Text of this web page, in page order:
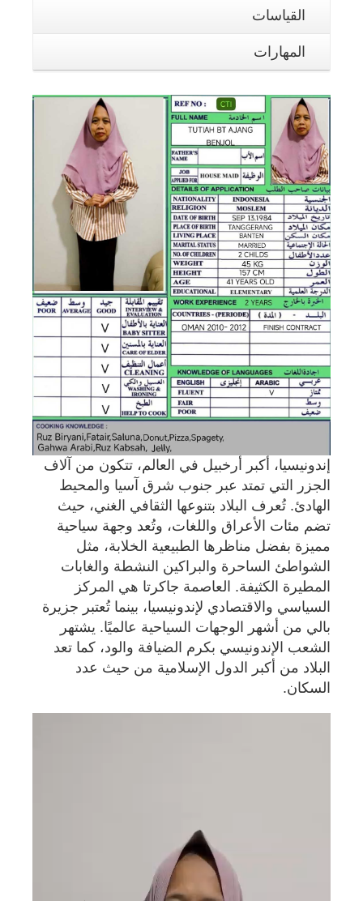
القياسات
المهارات
إندونيسيا، أكبر أرخبيل في العالم، تتكون من آلاف
الجزر التي تمتد عبر جنوب شرق آسيا والمحيط
الهادئ. تُعرف البلاد بتنوعها الثقافي الغني، حيث
تضم مئات الأعراق واللغات، وتُعد وجهة سياحية
مميزة بفضل مناظرها الطبيعية الخلابة، مثل
الشواطئ الساحرة والبراكين النشطة والغابات
المطيرة الكثيفة. العاصمة جاكرتا هي المركز
السياسي والاقتصادي لإندونيسيا، بينما تُعتبر جزيرة
بالي من أشهر الوجهات السياحية عالميًا. يشتهر
الشعب الإندونيسي بكرم الضيافة والود، كما تعد
البلاد من أكبر الدول الإسلامية من حيث عدد
السكان.